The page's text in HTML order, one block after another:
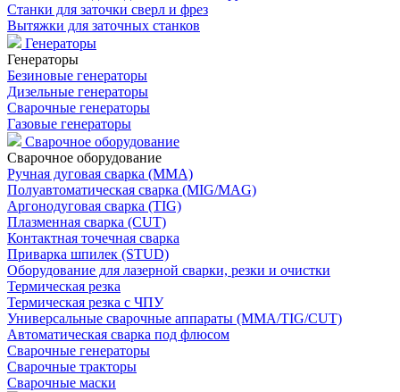
Станки для заточки сверл и фрез
Вытяжки для заточных станков
Генераторы
Генераторы
Безиновые генераторы
Дизельные генераторы
Сварочные генераторы
Газовые генераторы
Сварочное оборудование
Сварочное оборудование
Ручная дуговая сварка (MMA)
Полуавтоматическая сварка (MIG/MAG)
Аргонодуговая сварка (TIG)
Плазменная сварка (CUT)
Контактная точечная сварка
Приварка шпилек (STUD)
Оборудование для лазерной сварки, резки и очистки
Термическая резка
Термическая резка с ЧПУ
Универсальные сварочные аппараты (MMA/TIG/CUT)
Автоматическая сварка под флюсом
Сварочные генераторы
Сварочные тракторы
Сварочные маски